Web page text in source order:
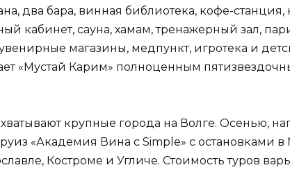
два бара, винная библиотека, кофе-
кабинет, сауна, хамам, тренажерный зал,
магазины, медпункт, игротека и
«Мустай Карим» полноценным
крупные города на Волге. Осенью,
«Академия Вина с Simple» с остановками в
Костроме и Угличе. Стоимость туров